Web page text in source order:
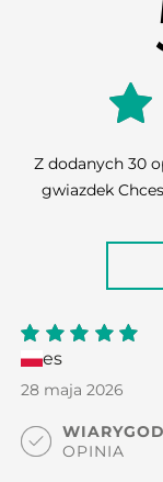
Z dodanych 30
gwiazdek
5out
of 5
es
28 maja 2026
OPINIA